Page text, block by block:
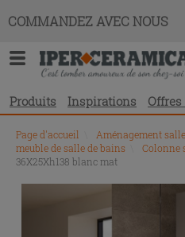
COMMANDEZ AVEC NOUS
Produits Inspirations
Page d'accueil Aménagement
meuble de salle de bains
Colonne
36X25Xh138 blanc mat